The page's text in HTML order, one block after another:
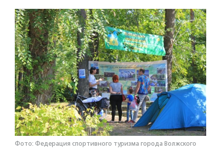
Фото: Федерация спортивного туризма города Волжского